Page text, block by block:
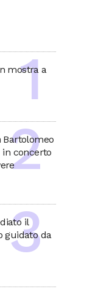
mostra a
Bartolomeo
in concerto
il
guidato da